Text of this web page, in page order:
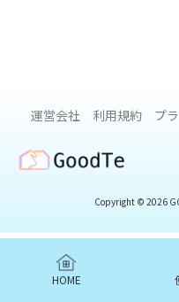
HOME
運営会社 利用規約 プ
GoodTe
Copyright © 2026